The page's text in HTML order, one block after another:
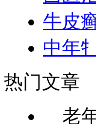
牛皮
中年
热门文章
老